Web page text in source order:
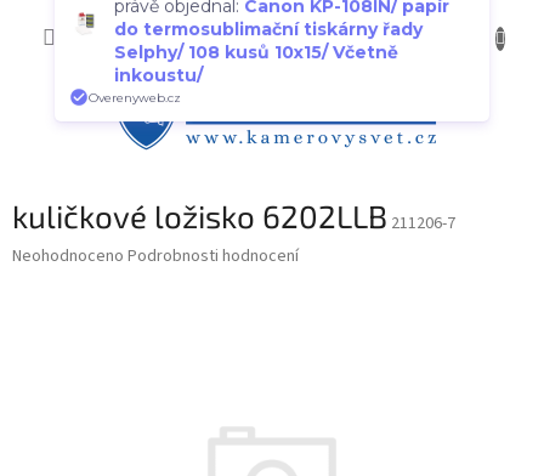
CZK
kuličkové ložisko 6202LLB 211206-7
Průměrné
Neohodnoceno Podrobnosti hodnocení
Václav ze Strakonic
právě objednal:Canon KP-108IN/ papír
do termosublimační tiskárny řady
Selphy/ 108 kusů 10x15/ Včetně
inkoustu/
Overenyweb.cz